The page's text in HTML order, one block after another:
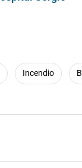
Incendio